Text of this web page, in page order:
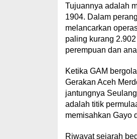
Tujuannya adalah
1904. Dalam
melancarkan
paling kurang
perempuan dan
Ketika GAM
Gerakan Aceh
jantungnya
adalah titik
memisahkan Gayo
Riwayat sejarah